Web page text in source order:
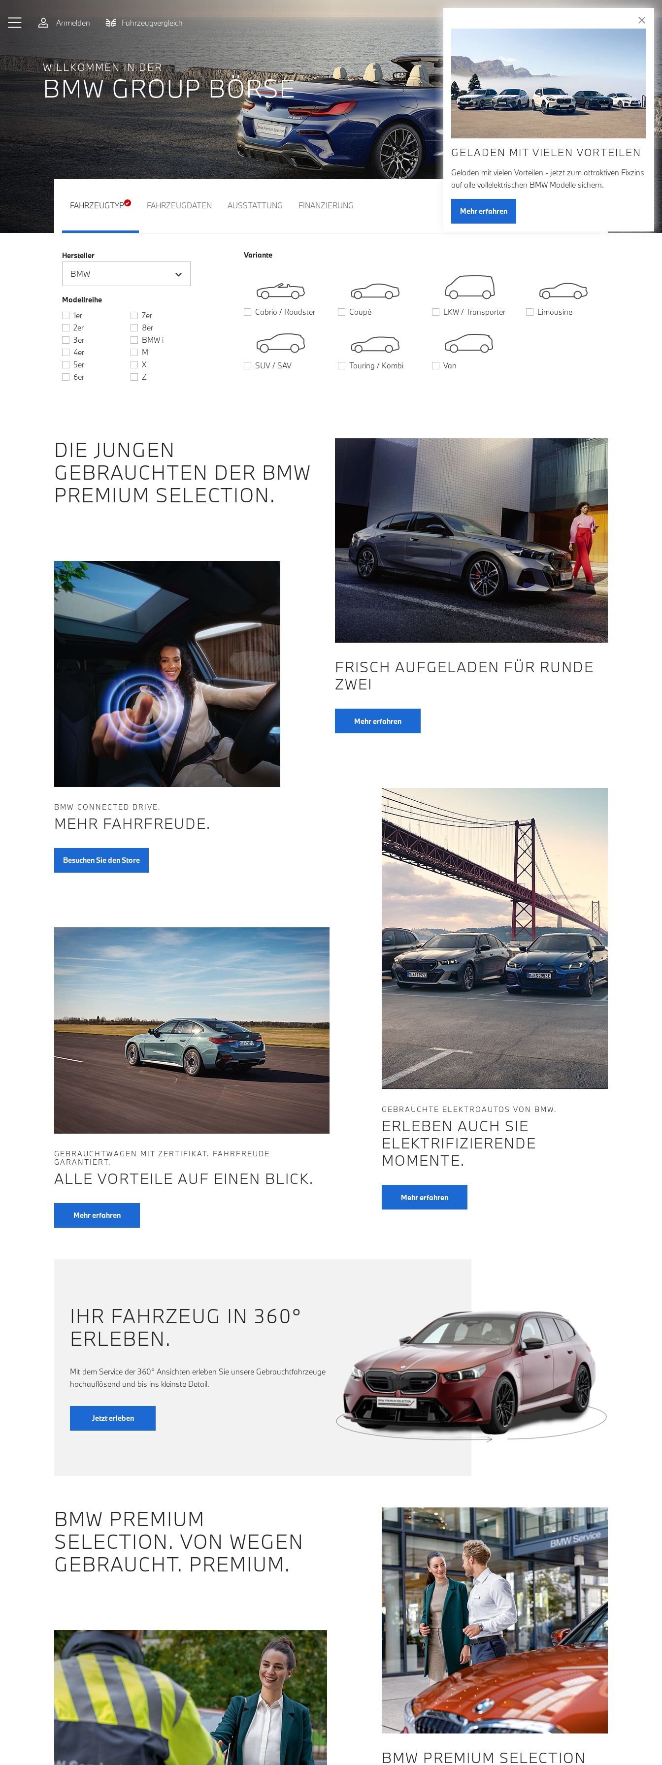
Anmelden
Fahrzeugvergleich
WILLKOMMEN IN DER
BMW GROUP BÖRSE
FAHRZEUGTYP FAHRZEUGDATEN AUSSTATTUNG FINANZIERUNG
Hersteller
Modellreihe
1er
2er
3er
4er
5er
6er
7er
8er
BMW i
M
X
Z
Variante
Cabrio / Roadster Coupé LKW / Transporter Limousine
SUV / SAV Touring / Kombi Van
DIE JUNGEN
GEBRAUCHTEN DER BMW
PREMIUM SELECTION.
FRISCH AUFGELADEN FÜR RUNDE
ZWEI
Mehr erfahren
BMW CONNECTED DRIVE.
MEHR FAHRFREUDE.
Besuchen Sie den Store
GEBRAUCHTE ELEKTROAUTOS VON BMW.
ERLEBEN AUCH SIE
ELEKTRIFIZIERENDE
MOMENTE.
Mehr erfahren
GEBRAUCHTWAGEN MIT ZERTIFIKAT. FAHRFREUDE
GARANTIERT.
ALLE VORTEILE AUF EINEN BLICK.
Mehr erfahren
IHR FAHRZEUG IN 360°
ERLEBEN.
Mit dem Service der 360° Ansichten erleben Sie unsere Gebrauchtfahrzeuge
hochauflösend und bis ins kleinste Detail.
Jetzt erleben
BMW PREMIUM
SELECTION. VON WEGEN
GEBRAUCHT. PREMIUM.
BMW PREMIUM SELECTION
GELADEN MIT VIELEN VORTEILEN
Geladen mit vielen Vorteilen - jetzt zum attraktiven Fixzins
auf alle vollelektrischen BMW Modelle sichern.
Mehr erfahren